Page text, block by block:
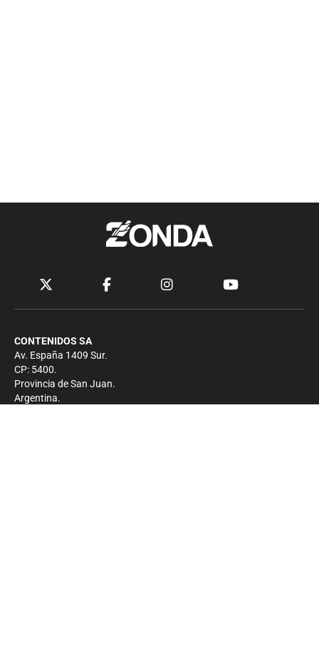
CONTENIDOS SA
Av. España 1409 Sur.
CP: 5400.
Provincia de San Juan.
Argentina.